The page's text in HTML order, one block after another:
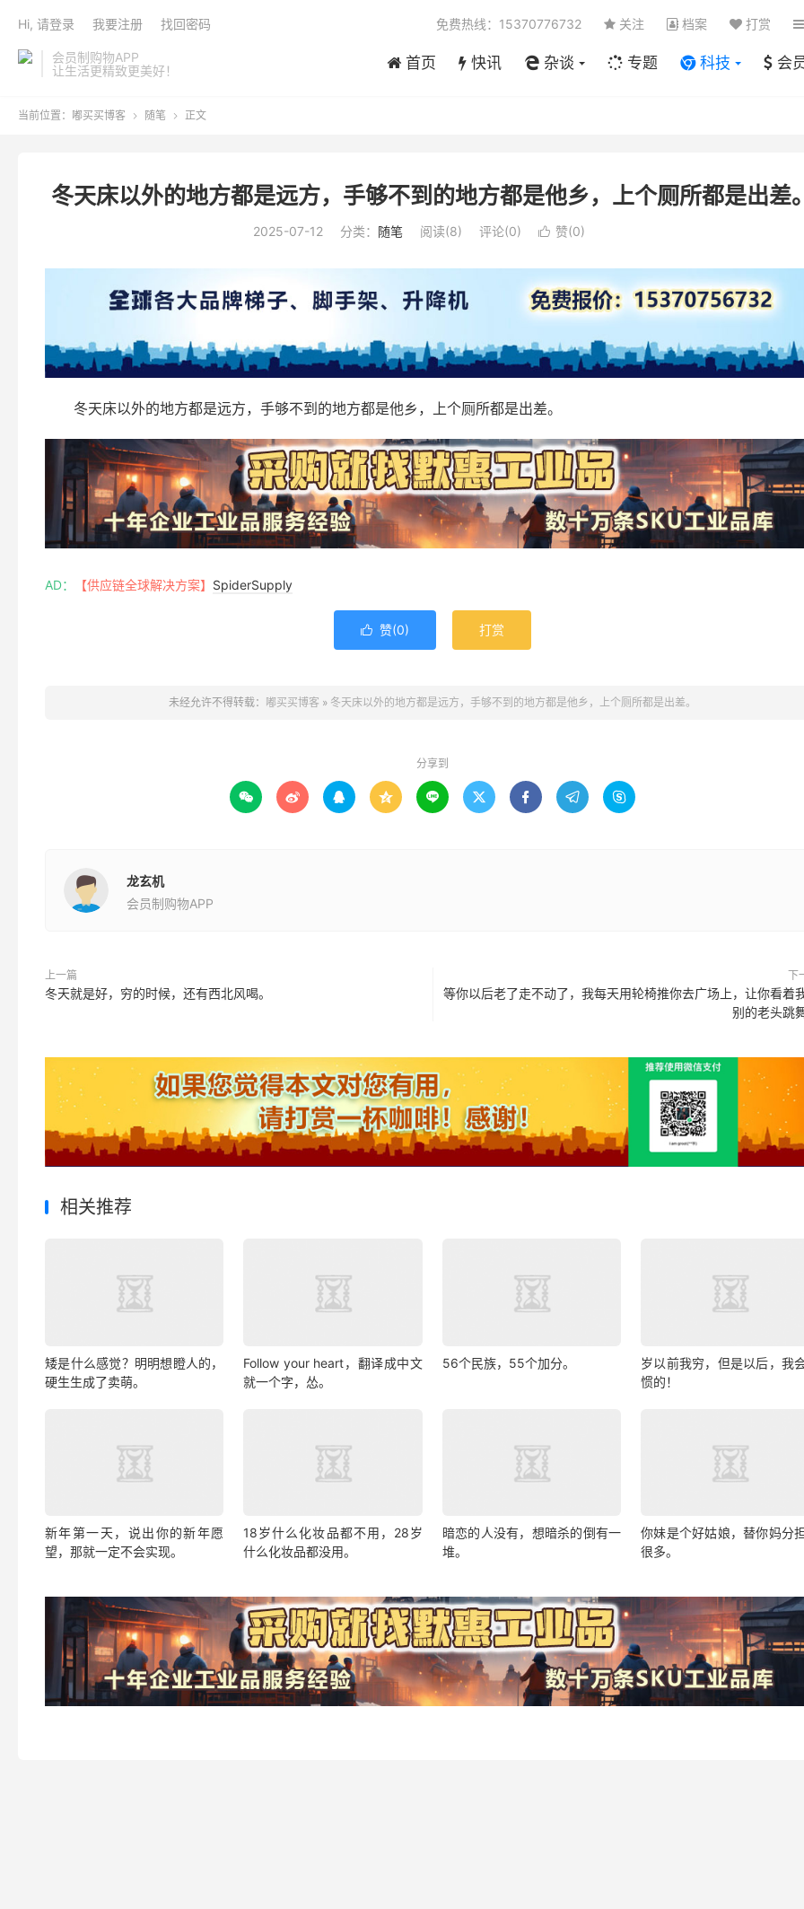
会员制购物APP
让生活更精致更美好！
首页 快讯 杂谈 专题 科技 会
免费热线：15370776732 关注 档案 打赏
Hi, 请登录 我要注册 找回密码
当前位置： 嘟买买博客  随笔  正文
冬天床以外的地方都是远方，手够不到的地方都是他乡，上个厕所都是出差
2025-07-12 分类： 随笔 阅读(8) 评论(0)  赞(0)
冬天床以外的地方都是远方，手够不到的地方都是他乡，上个厕所都是出差。
AD： 【供应链全球解决方案】 SpiderSupply
 赞(0) 打赏
未经允许不得转载： 嘟买买博客 » 冬天床以外的地方都是远方，手够不到的地方都是他乡，上个厕所都是出差。
分享到
        
龙玄机
会员制购物APP
上一篇
冬天就是好，穷的时候，还有西北风喝。
下
等你以后老了走不动了，我每天用轮椅推你去广场上，让你看着
别的老头跳
相关推荐
矮是什么感觉？明明想瞪人的，
硬生生成了卖萌。
Follow your heart，翻译成中文
就一个字，怂。
56个民族，55个加分。
岁以前我穷，但是以后，我
惯的！
新年第一天，说出你的新年愿
望，那就一定不会实现。
18岁什么化妆品都不用，28岁
什么化妆品都没用。
暗恋的人没有，想暗杀的倒有一
堆。
你妹是个好姑娘，替你妈分
很多。